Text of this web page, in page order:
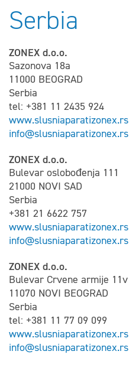
Serbia
ZONEX d.o.o.
Sazonova 18a
11000 BEOGRAD
Serbia
tel: +381 11 2435 924
www.slusniaparatizonex.rs
info@slusniaparatizonex.rs
ZONEX d.o.o.
Bulevar oslobođenja 111
21000 NOVI SAD
Serbia
+381 21 6622 757
www.slusniaparatizonex.rs
info@slusniaparatizonex.rs
ZONEX d.o.o.
Bulevar Crvene armije 11v
11070 NOVI BEOGRAD
Serbia
tel: +381 11 77 09 099
www.slusniaparatizonex.rs
info@slusniaparatizonex.rs